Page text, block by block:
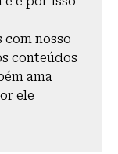
nosso
conteúdos
ama
ele